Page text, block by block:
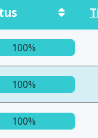
100%
100%
100%